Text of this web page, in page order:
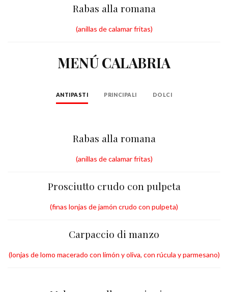
Rabas alla romana
(anillas de calamar fritas)
MENÚ CALABRIA
ANTIPASTI PRINCIPALI DOLCI
Rabas alla romana
(anillas de calamar fritas)
Prosciutto crudo con pulpeta
(finas lonjas de jamón crudo con pulpeta)
Carpaccio di manzo
(lonjas de lomo macerado con limón y oliva, con rúcula y parmesano)